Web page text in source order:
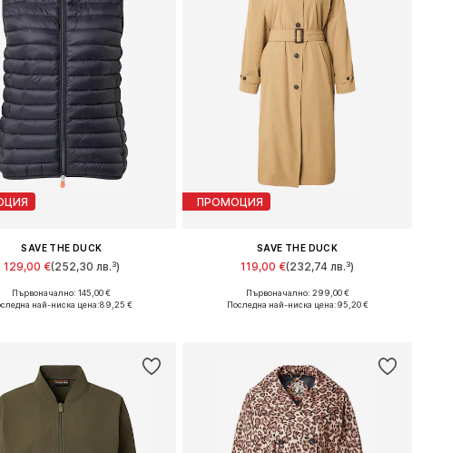
SAVE THE DUCK
129,00 €(252,30 лв.³)
+2
размери: S, M, L, XL, XXL
Първоначално: 145,00 €
най-ниска цена:89,25 €
ПРОМОЦИЯ
SAVE THE DUCK
119,00 €(232,74 лв.³)
Налични размери: S, M, L, XL, XXL
Първоначално: 299,00 €
Последна най-ниска цена:95,20 €